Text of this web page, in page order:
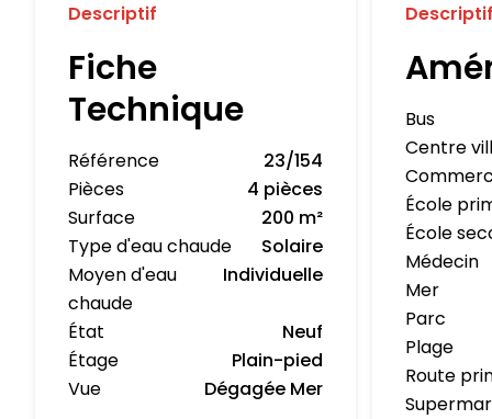
Descriptif
Fiche
Technique
Référence
23/154
Pièces
4 pièces
Surface
200 m²
Type d'eau chaude
Solaire
Moyen d'eau
chaude
Individuelle
État
Neuf
Étage
Plain-pied
Vue
Dégagée Mer
Bus
Centre
École
École
Médecin
Mer
Parc
Plage
Route